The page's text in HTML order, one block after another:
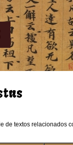
de textos relacionados